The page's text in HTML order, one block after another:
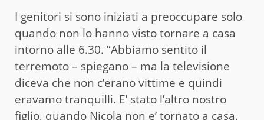
I genitori si sono iniziati a preoccupare solo
quando non lo hanno visto tornare a casa
intorno alle 6.30. ”Abbiamo sentito il
terremoto – spiegano – ma la televisione
diceva che non c’erano vittime e quindi
eravamo tranquilli. E’ stato l’altro nostro
figlio, quando Nicola non e’ tornato a casa,